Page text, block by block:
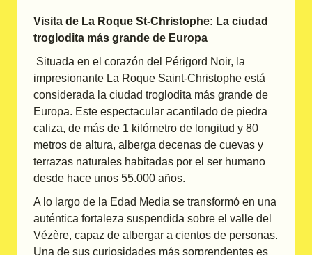
Visita de La Roque St-Christophe: La ciudad
troglodita más grande de Europa
Situada en el corazón del Périgord Noir, la
impresionante La Roque Saint-Christophe está
considerada la ciudad troglodita más grande de
Europa. Este espectacular acantilado de piedra
caliza, de más de 1 kilómetro de longitud y 80
metros de altura, alberga decenas de cuevas y
terrazas naturales habitadas por el ser humano
desde hace unos 55.000 años.
A lo largo de la Edad Media se transformó en una
auténtica fortaleza suspendida sobre el valle del
Vézère, capaz de albergar a cientos de personas.
Una de sus curiosidades más sorprendentes es